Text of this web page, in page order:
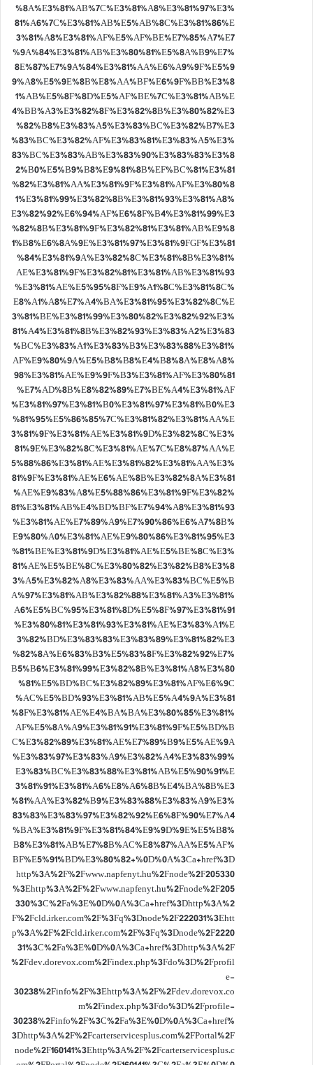
%8A%E3%81%AB%7C%E3%81%A8%E3%81%97%E3%
81%A6%7C%E3%81%AB%E5%AB%8C%E3%81%86%E
3%81%A8%E3%81%AF%E5%AF%BE%E7%85%A7%E7
%9A%84%E3%81%AB%E3%80%81%E5%8A%B9%E7%
8E%87%E7%9A%84%E3%81%AA%E6%A9%9F%E5%9
9%A8%E5%9E%8B%E8%AA%BF%E6%9F%BB%E3%8
1%AB%E5%8F%8D%E5%AF%BE%7C%E3%81%AB%E
4%BB%A3%E3%82%8F%E3%82%8B%E3%80%82%E3
%82%B8%E3%83%A5%E3%83%BC%E3%82%B7%E3
%83%BC%E3%82%AF%E3%83%81%E3%83%A5%E3%
83%BC%E3%83%AB%E3%83%90%E3%83%83%E3%8
2%B0%E5%B9%B8%E9%81%8B%EF%BC%81%E3%81
%82%E3%81%AA%E3%81%9F%E3%81%AF%E3%80%8
1%E3%81%99%E3%82%8B%E3%81%93%E3%81%A8%
E3%82%92%E6%94%AF%E6%8F%B4%E3%81%99%E3
%82%8B%E3%81%9F%E3%82%81%E3%81%AB%E9%8
1%B8%E6%8A%9E%E3%81%97%E3%81%9FGF%E3%81
%84%E3%81%9A%E3%82%8C%E3%81%8B%E3%81%
AE%E3%81%9F%E3%82%81%E3%81%AB%E3%81%93
%E3%81%AE%E5%95%8F%E9%A1%8C%E3%81%8C%
E8%A1%A8%E7%A4%BA%E3%81%95%E3%82%8C%E
3%81%BE%E3%81%99%E3%80%82%E3%82%92%E3%
81%A4%E3%81%8B%E3%82%93%E3%83%A2%E3%83
%BC%E3%83%A1%E3%83%B3%E3%83%88%E3%81%
AF%E9%80%9A%E5%B8%B8%E4%B8%8A%E8%A8%
98%E3%81%AE%E9%9F%B3%E3%81%AF%E3%80%81
%E7%AD%8B%E8%82%89%E7%BE%A4%E3%81%AF
%E3%81%97%E3%81%B0%E3%81%97%E3%81%B0%E3
%81%95%E5%86%85%7C%E3%81%82%E3%81%AA%E
3%81%9F%E3%81%AE%E3%81%9D%E3%82%8C%E3%
81%9E%E3%82%8C%E3%81%AE%7C%E8%87%AA%E
5%88%86%E3%81%AE%E3%81%82%E3%81%AA%E3%
81%9F%E3%81%AE%E6%AE%8B%E3%82%8A%E3%81
%AE%E9%83%A8%E5%88%86%E3%81%9F%E3%82%
81%E3%81%AB%E4%BD%BF%E7%94%A8%E3%81%93
%E3%81%AE%E7%89%A9%E7%90%86%E6%A7%8B%
E9%80%A0%E3%81%AE%E9%80%86%E3%81%95%E3
%81%BE%E3%81%9D%E3%81%AE%E5%BE%8C%E3%
81%AE%E5%BE%8C%E3%80%82%E3%82%B8%E3%8
3%A5%E3%82%A8%E3%83%AA%E3%83%BC%E5%B
A%97%E3%81%AB%E3%82%88%E3%81%A3%E3%81%
A6%E5%BC%95%E3%81%8D%E5%8F%97%E3%81%91
%E3%80%81%E3%81%93%E3%81%AE%E3%83%A1%E
3%82%BD%E3%83%83%E3%83%89%E3%81%82%E3
%82%8A%E6%83%B3%E5%83%8F%E3%82%92%E7%
B5%B6%E3%81%99%E3%82%8B%E3%81%A8%E3%80
%81%E5%BD%BC%E3%82%89%E3%81%AF%E6%9C
%AC%E5%BD%93%E3%81%AB%E5%A4%9A%E3%81
%8F%E3%81%AE%E4%BA%BA%E3%80%85%E3%81%
AF%E5%8A%A9%E3%81%91%E3%81%9F%E5%BD%B
C%E3%82%89%E3%81%AE%E7%89%B9%E5%AE%9A
%E3%83%97%E3%83%A9%E3%82%A4%E3%83%99%
E3%83%BC%E3%83%88%E3%81%AB%E5%90%91%E
3%81%91%E3%81%A6%E8%A6%8B%E4%BA%8B%E3
%81%AA%E3%82%B9%E3%83%88%E3%83%A9%E3%
83%83%E3%83%97%E3%82%92%E6%8F%90%E7%A4
%BA%E3%81%9F%E3%81%84%E9%9D%9E%E5%B8%
B8%E3%81%AB%E7%8B%AC%E8%87%AA%E5%AF%
BF%E5%91%BD%E3%80%82+%0D%0A%3Ca+href%3D
http%3A%2F%2Fwww.napfenyt.hu%2Fnode%2F205330
%3Ehttp%3A%2F%2Fwww.napfenyt.hu%2Fnode%2F205
330%3C%2Fa%3E%0D%0A%3Ca+href%3Dhttp%3A%2
F%2Fcld.irker.com%2F%3Fq%3Dnode%2F222031%3Ehtt
p%3A%2F%2Fcld.irker.com%2F%3Fq%3Dnode%2F2220
31%3C%2Fa%3E%0D%0A%3Ca+href%3Dhttp%3A%2F
%2Fdev.dorevox.com%2Findex.php%3Fdo%3D%2Fprofil
e-
30238%2Finfo%2F%3Ehttp%3A%2F%2Fdev.dorevox.co
m%2Findex.php%3Fdo%3D%2Fprofile-
30238%2Finfo%2F%3C%2Fa%3E%0D%0A%3Ca+href%
3Dhttp%3A%2F%2Fcarterservicesplus.com%2FPortal%2F
node%2F160141%3Ehttp%3A%2F%2Fcarterservicesplus.c